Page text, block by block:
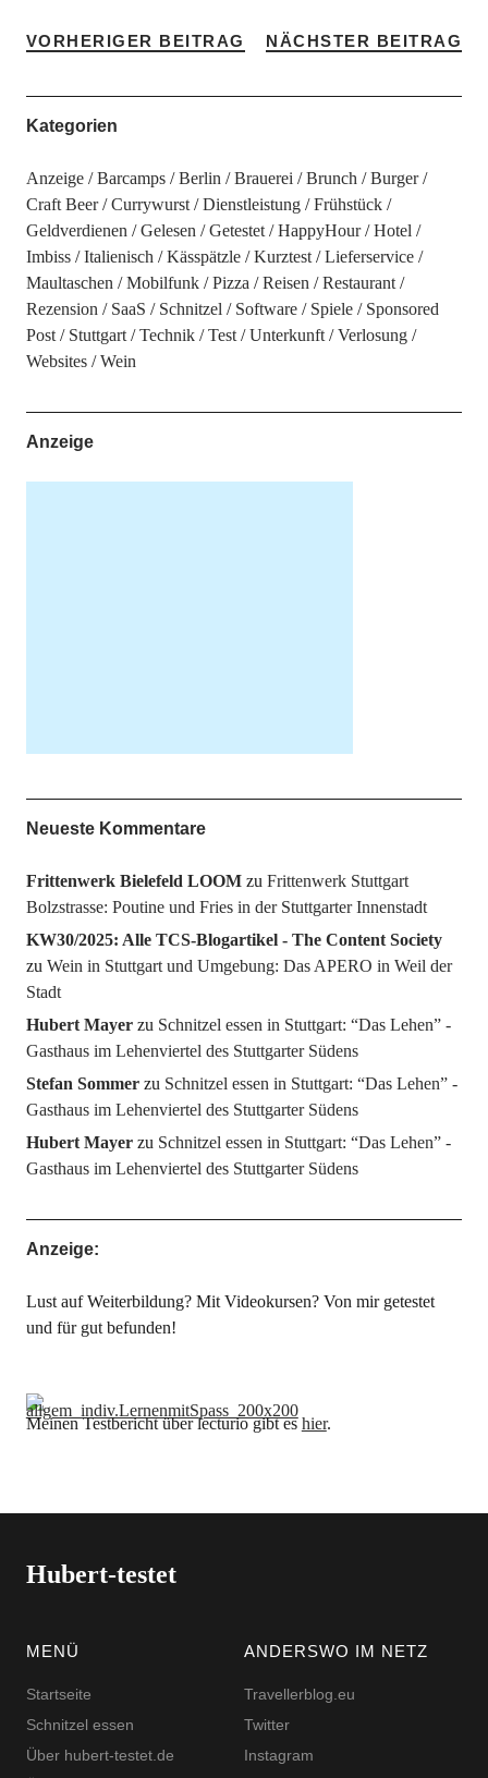
VORHERIGER BEITRAG NÄCHSTER BEITRAG
Kategorien
Anzeige Barcamps Berlin Brauerei Brunch
Burger
Craft Beer
Currywurst Dienstleistung
Frühstück
Geldverdienen
Gelesen Getestet HappyHour
Hotel
Imbiss
Italienisch Kässpätzle Kurztest
Lieferservice
Maultaschen
Mobilfunk Pizza Reisen
Restaurant
Rezension
SaaS Schnitzel Software Spiele
Sponsored
Post
Stuttgart Technik Test Unterkunft
Verlosung
Websites
Wein
Anzeige
Neueste Kommentare
Frittenwerk Bielefeld LOOMzu Frittenwerk Stuttgart
Bolzstrasse: Poutine und Fries in der Stuttgarter Innenstadt
KW30/2025: Alle TCS-Blogartikel - The Content Society
zu Wein in Stuttgart und Umgebung: Das APERO in Weil der
Stadt
Hubert Mayerzu Schnitzel essen in Stuttgart: “Das Lehen” -
Gasthaus im Lehenviertel des Stuttgarter Südens
Stefan Sommerzu Schnitzel essen in Stuttgart: “Das Lehen” -
Gasthaus im Lehenviertel des Stuttgarter Südens
Hubert Mayerzu Schnitzel essen in Stuttgart: “Das Lehen” -
Gasthaus im Lehenviertel des Stuttgarter Südens
Anzeige:
Lust auf Weiterbildung? Mit Videokursen? Von mir getestet
und für gut befunden!
Meinen Testbericht über lecturio gibt eshier.
Hubert-testet
MENÜ
Startseite
Schnitzel essen
Über hubert-testet.de
ANDERSWO IM NETZ
Travellerblog.eu
Twitter
Instagram